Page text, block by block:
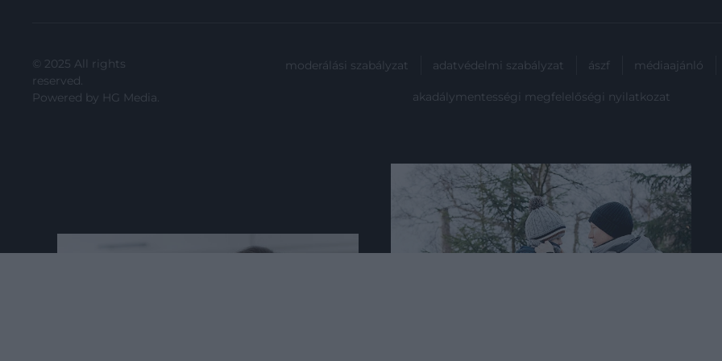
© 2025 All rights
reserved.
Powered by HG Media.
moderálási szabályzat adatvédelmi szabályzat ászf médiaajánló
akadálymentességi megfelelőségi nyilatkozat